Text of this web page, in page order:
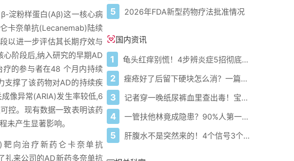
淀粉样蛋白(Aβ)这一核心病
卡奈单抗(Lecanemab)陆续
以进一步评估其长期疗效与
阶段后,纳入研究的早期AD
的参与者在48 个月内持续
支撑了该药物对AD的持续疾
像异常(ARIA)发生率较低,6
控。现有数据一致表明该药
未产生显著影响。
靶向治疗新药仑卡奈单抗
礼来公司的AD新药多奈单抗
5 2026年FDA新型药物疗法批准情况
国内资讯
1 龟头红痒别慌！4步辨炎症5招彻底防复发
2 痤疮好了后留下硬块怎么消？一篇给你讲明白！
3 记者穿一晚纸尿裤血里查出毒！宝宝血液浓度竟是成人的5倍？
4 一管扶他林竟成隐患？90%人第一步就错了！
5 肝腹水不是突然来的！4个信号3个管理要点别等肚子鼓起来